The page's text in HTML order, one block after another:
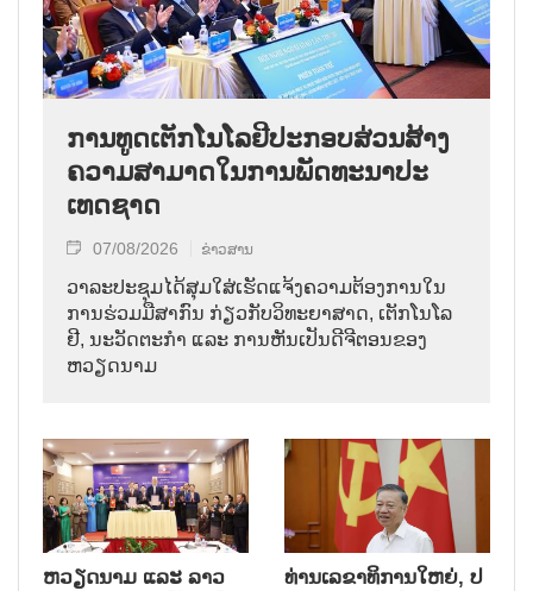
ການ​ທູດ​ເຕັກ​ໂນ​ໂລ​ຢີ​ປະ​ກອບ​ສ່ວນ​ສ້າງ​
ຄວາມ​ສາ​ມາດ​ໃນ​ການ​ພັດ​ທະ​ນາ​ປະ​
ເທດ​ຊາດ
07/08/2026 ຂ່າວສານ
ວາ​ລະ​ປະ​ຊຸມ​ໄດ້​ສຸມ​ໃສ່​ເຮັດ​ແຈ້ງ​ຄວາມ​ຕ້ອງ​ການ​ໃນ​
ການ​ຮ່ວມ​ມື​ສາ​ກົນ ກ່ຽວ​ກັບ​ວິ​ທະ​ຍາ​ສາດ, ເຕັກ​ໂນ​ໂລ​
ຢີ, ນະ​ວັດ​ຕະ​ກຳ ແລະ ການ​ຫັນ​ເປັນ​ດີ​ຈີ​ຕອນ​ຂອງ
ຫວຽດ​ນາມ
ຫວຽດ​ນາມ ແລະ ລາວ​
ທ່ານ​ເລ​ຂາ​ທິ​ການ​ໃຫຍ່, ປ​